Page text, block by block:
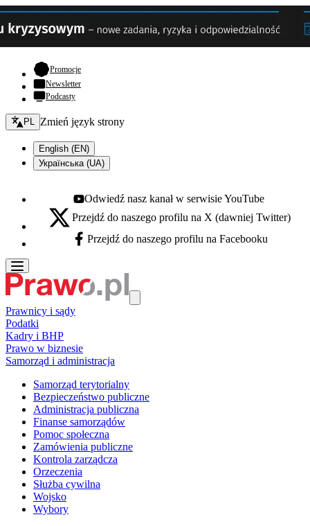
Promocje- otwiera się w nowej karcie
Newsletter
Podcasty
Zmień język - bieżący:
PL Zmień język strony
English (EN)
Українська (UA)
Youtube - otwiera się w nowej karcie
Odwiedź nasz kanał w serwisie YouTube
X - otwiera się w nowej karcie
Przejdź do naszego profilu na X (dawniej Twitter)
Facebook - otwiera się w nowej karcie
Przejdź do naszego profilu na Facebooku
Prawnicy i sądy
Podatki
Kadry i BHP
Prawo w biznesie
Samorząd i administracja
Samorząd terytorialny
Bezpieczeństwo publiczne
Administracja publiczna
Finanse samorządów
Pomoc społeczna
Zamówienia publiczne
Kontrola zarządcza
Orzeczenia
Służba cywilna
Wojsko
Wybory